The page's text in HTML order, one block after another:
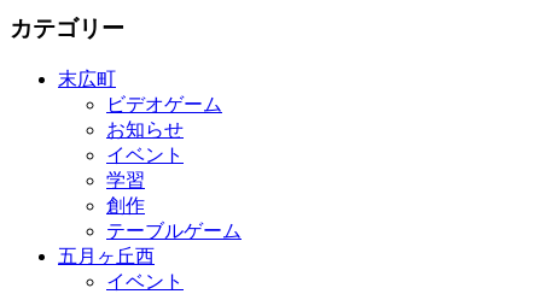
カテゴリー
末広町
ビデオゲーム
お知らせ
イベント
学習
創作
テーブルゲーム
五月ヶ丘西
イベント